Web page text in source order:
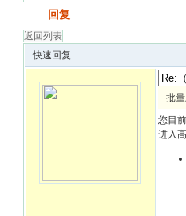
回复
返回列表
快速回复
批
您目
进入